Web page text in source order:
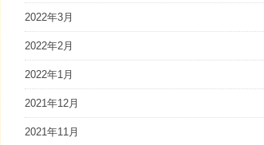
2022年3月
2022年2月
2022年1月
2021年12月
2021年11月